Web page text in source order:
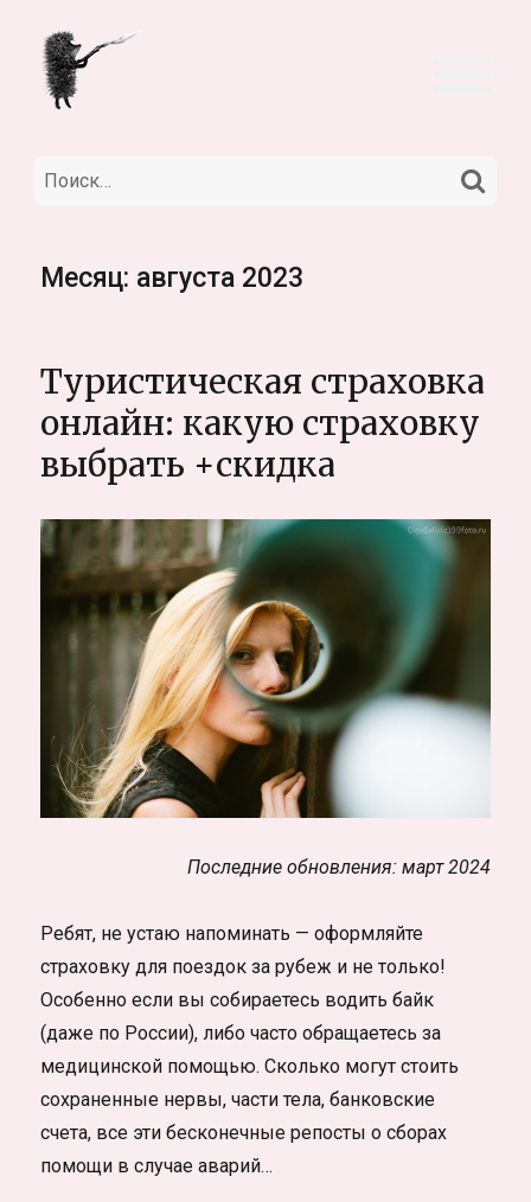
Искать:
Месяц: августа 2023
Туристическая страховка
онлайн: какую страховку
выбрать +скидка
Последние обновления: март 2024
Ребят, не устаю напоминать — оформляйте
страховку для поездок за рубеж и не только!
Особенно если вы собираетесь водить байк
(даже по России), либо часто обращаетесь за
медицинской помощью. Сколько могут стоить
сохраненные нервы, части тела, банковские
счета, все эти бесконечные репосты о сборах
помощи в случае аварий…